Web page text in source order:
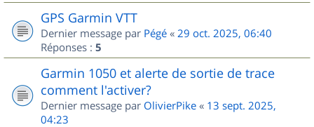
GPS Garmin VTT
Dernier message par Pégé « 29 oct. 2025, 06:40
Réponses : 5
Garmin 1050 et alerte de sortie de trace
comment l'activer?
Dernier message par OlivierPike « 13 sept. 2025,
04:23